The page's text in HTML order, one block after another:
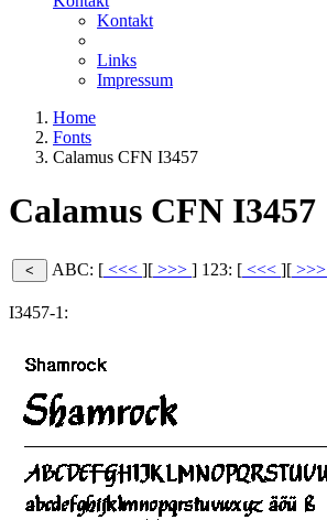
Kontakt
Links
Impressum
Home
Fonts
Calamus CFN I3457
Calamus CFN I3457
ABC: [ <<< ][ >>> ] 123: [ <<< ][ >>>
I3457-1: